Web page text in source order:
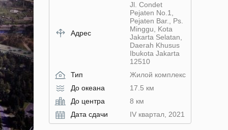
Адрес
Jl. Condet
Pejaten No.1,
Pejaten Bar., Ps.
Minggu, Kota
Jakarta Selatan,
Daerah Khusus
Ibukota Jakarta
12510
Тип
Жилой комплекс
До океана
17.5 км
До центра
8 км
Дата сдачи
IV квартал, 2021